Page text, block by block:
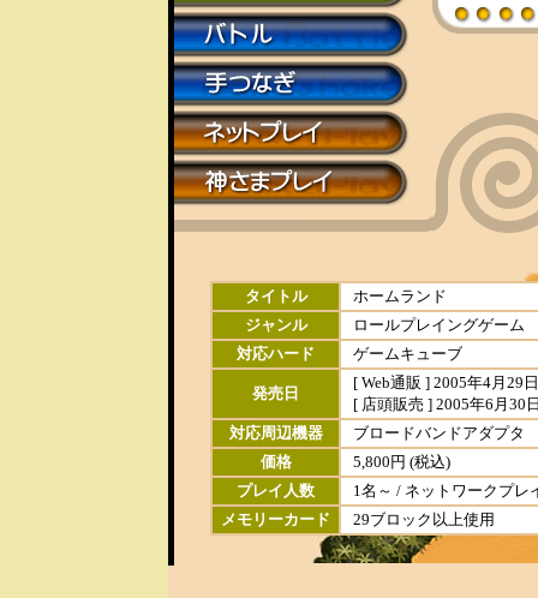
タイトル
ホームランド
ジャンル
ロールプレイングゲーム
対応ハード
ゲームキューブ
発売日
[ Web通販 ] 2005年4月29日
[ 店頭販売 ] 2005年6月30
対応周辺機器
ブロードバンドアダプタ
価格
5,800円 (税込)
プレイ人数
1名～ / ネットワークプレ
メモリーカード
29ブロック以上使用